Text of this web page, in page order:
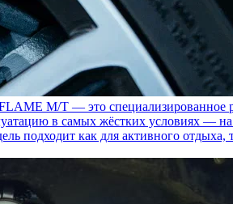
M/T — это специализированное
в самых жёстких условиях —
подходит как для активного